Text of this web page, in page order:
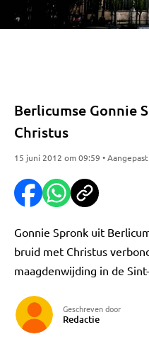
Berlicumse Gonnie
Christus
15 juni 2012 om 09:59 •
Gonnie Spronk uit
bruid met Christus
maagdenwijding in de
Geschreven door
Redactie